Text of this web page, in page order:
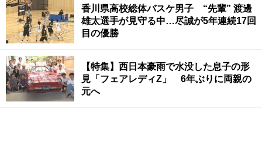
香川県高校総体バスケ男子 “先輩” 渡邊
雄太選手が見守る中…尽誠が5年連続17回
目の優勝
【特集】西日本豪雨で水没した息子の形
見「フェアレディZ」 6年ぶりに両親の
元へ